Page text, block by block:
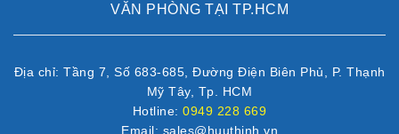
VĂN PHÒNG TẠI TP.HCM
Địa chỉ: Tầng 7, Số 683-685, Đường Điện Biên Phủ, P. Thạnh
Mỹ Tây, Tp. HCM
Hotline:0949 228 669
Email: sales@huuthinh.vn